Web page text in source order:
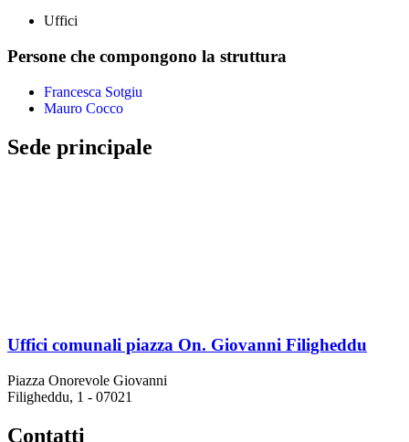
Uffici
Persone che compongono la struttura
Francesca Sotgiu
Mauro Cocco
Sede principale
Uffici comunali piazza On. Giovanni Filigheddu
Piazza Onorevole Giovanni
Filigheddu, 1 - 07021
Contatti